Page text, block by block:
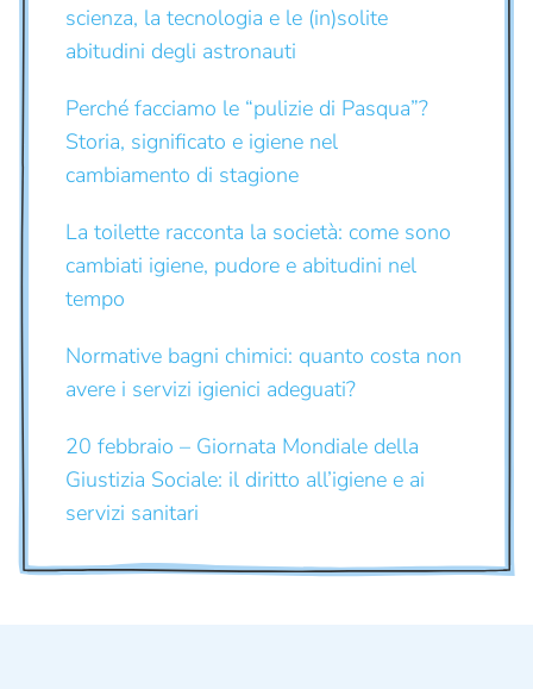
scienza, la tecnologia e le (in)solite
abitudini degli astronauti
Perché facciamo le “pulizie di Pasqua”?
Storia, significato e igiene nel
cambiamento di stagione
La toilette racconta la società: come sono
cambiati igiene, pudore e abitudini nel
tempo
Normative bagni chimici: quanto costa non
avere i servizi igienici adeguati?
20 febbraio – Giornata Mondiale della
Giustizia Sociale: il diritto all’igiene e ai
servizi sanitari